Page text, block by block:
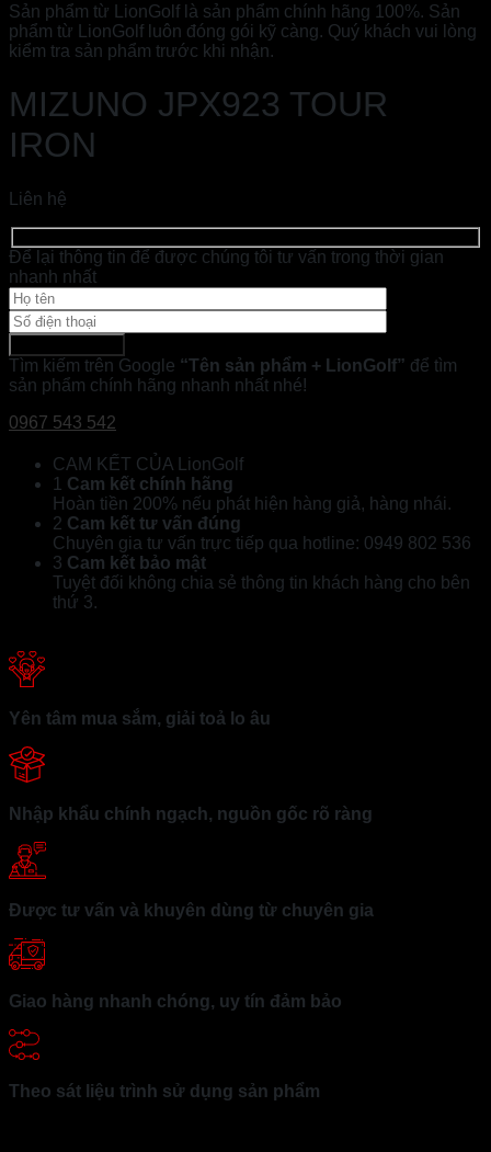
Sản phẩm từ LionGolf là sản phẩm chính hãng 100%. Sản
phẩm từ LionGolf luôn đóng gói kỹ càng. Quý khách vui lòng
kiểm tra sản phẩm trước khi nhận.
MIZUNO JPX923 TOUR
IRON
Liên hệ
Để lại thông tin để được chúng tôi tư vấn trong thời gian
nhanh nhất
Tìm kiếm trên Google “Tên sản phẩm + LionGolf” để tìm
sản phẩm chính hãng nhanh nhất nhé!
0967 543 542
CAM KẾT CỦA LionGolf
1 Cam kết chính hãng
Hoàn tiền 200% nếu phát hiện hàng giả, hàng nhái.
2 Cam kết tư vấn đúng
Chuyên gia tư vấn trực tiếp qua hotline: 0949 802 536
3 Cam kết bảo mật
Tuyệt đối không chia sẻ thông tin khách hàng cho bên
thứ 3.
Yên tâm mua sắm, giải toả lo âu
Nhập khẩu chính ngạch, nguồn gốc rõ ràng
Được tư vấn và khuyên dùng từ chuyên gia
Giao hàng nhanh chóng, uy tín đảm bảo
Theo sát liệu trình sử dụng sản phẩm